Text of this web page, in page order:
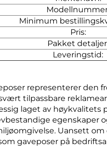
Minimum
Pris:
Pakket
Leveringstid:
representerer den
tilpassbare
laget av
egenskaper
Uansett
gaveposer på